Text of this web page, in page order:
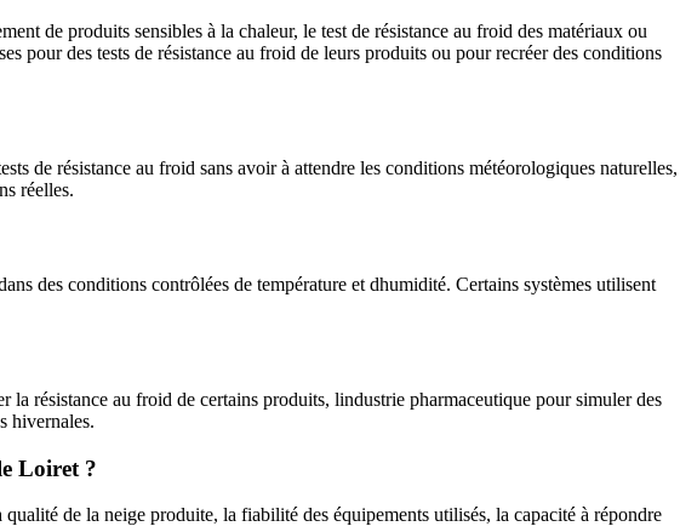
de produits sensibles à la chaleur, le test de résistance au froid des matériaux ou
pour des tests de résistance au froid de leurs produits ou pour recréer des conditions
de résistance au froid sans avoir à attendre les conditions météorologiques naturelles,
réelles.
des conditions contrôlées de température et dhumidité. Certains systèmes utilisent
résistance au froid de certains produits, lindustrie pharmaceutique pour simuler des
hivernales.
Loiret ?
de la neige produite, la fiabilité des équipements utilisés, la capacité à répondre